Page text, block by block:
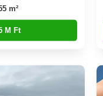
m²
M Ft